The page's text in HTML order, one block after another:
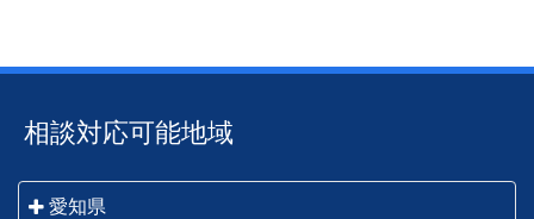
相談対応可能地域
愛知県